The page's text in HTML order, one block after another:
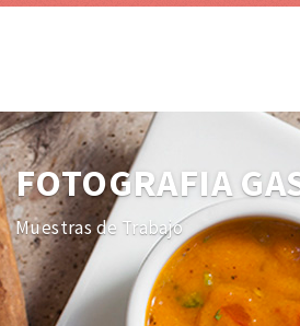
FOTOGRAFIA
Muestras de Trabajo